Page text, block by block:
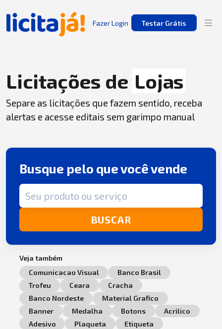
Fazer Login Testar Grátis
Licitações de Lojas
Separe as licitações que fazem sentido, receba
alertas e acesse editais sem garimpo manual
Busque pelo que você vende
Termo de busca
BUSCAR
Veja também
Comunicacao Visual
Banco Brasil
Trofeu
Ceara
Cracha
Banco Nordeste
Material Grafico
Banner
Medalha Botons
Acrilico
Adesivo
Plaqueta
Etiqueta